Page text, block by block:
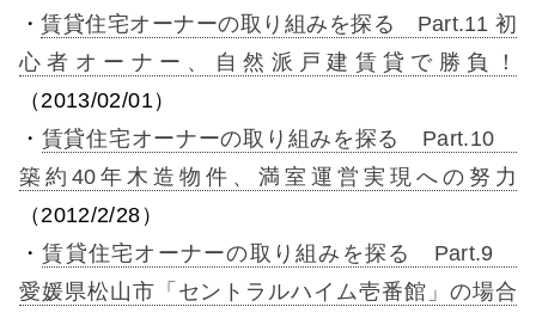
・賃貸住宅オーナーの取り組みを探る Part.11 初
心者オーナー、自然派戸建賃貸で勝負！
（2013/02/01）
・ 賃貸住宅オーナーの取り組みを探る Part.10
築約40年木造物件、満室運営実現への努力
（2012/2/28）
・賃貸住宅オーナーの取り組みを探る Part.9
愛媛県松山市「セントラルハイム壱番館」の場合